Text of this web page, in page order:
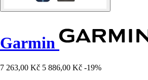
Garmin
7 263,00 Kč 5 886,00 Kč -19%